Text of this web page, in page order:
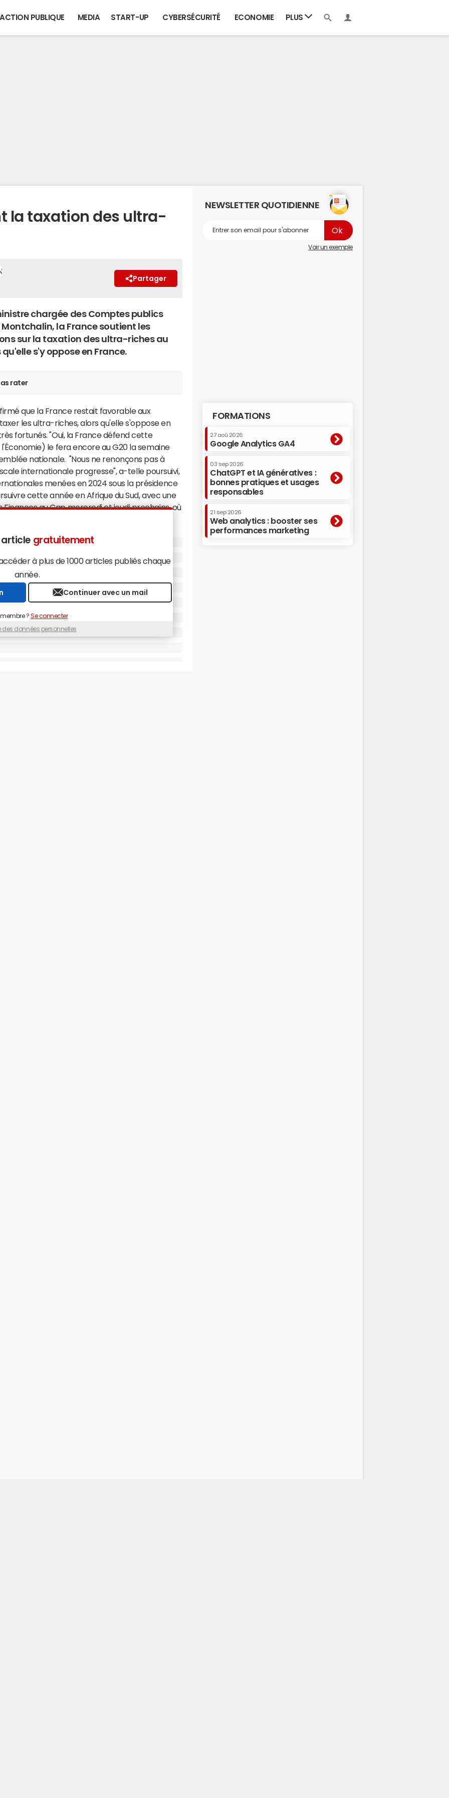
ACTION PUBLIQUE MEDIA START-UP CYBERSÉCURITÉ ECONOMIE PLUS
la taxation des ultra-
Partager
chargée des Comptes publics
Montchalin, la France soutient les
sur la taxation des ultra-riches au
qu'elle s'y oppose en France.
rater
que la France restait favorable aux
les ultra-riches, alors qu'elle s'oppose en
fortunés. "Oui, la France défend cette
le fera encore au G20 la semaine
nationale. "Nous ne renonçons pas à
internationale progresse", a-telle poursuivi,
menées en 2024 sous la présidence
cette année en Afrique du Sud, avec une
au Cap mercredi et jeudi prochains, où
gouvernement de cette organisation qui
développées du monde ont endossé l'idée
les plus fortunés, à l'initiative du président
à s'accorder sur la création d'un impôt
brésilienne se sont pourtant basés sur le
article gratuitement
à plus de 1000 articles publiés chaque
année.
Continuer avec un mail
membre ? Se connecter
des données personnelles
NEWSLETTER QUOTIDIENNE
Voir un exemple
FORMATIONS
27 aoû 2026
Google Analytics GA4
03 sep 2026
ChatGPT et IA génératives :
bonnes pratiques et usages
responsables
21 sep 2026
Web analytics : booster ses
performances marketing